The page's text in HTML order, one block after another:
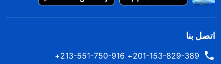
اتصل بنا
201-153-829-389+ 213-551-750-916+